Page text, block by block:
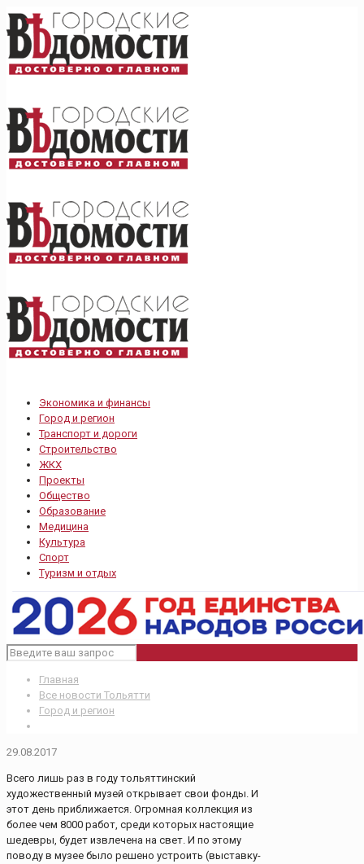
Экономика и финансы
Город и регион
Транспорт и дороги
Строительство
ЖКХ
Проекты
Общество
Образование
Медицина
Культура
Спорт
Туризм и отдых
Главная
Все новости Тольятти
Город и регион
29.08.2017
Всего лишь раз в году тольяттинский
художественный музей открывает свои фонды. И
этот день приближается. Огромная коллекция из
более чем 8000 работ, среди которых настоящие
шедевры, будет извлечена на свет. И по этому
поводу в музее было решено устроить (выставку-